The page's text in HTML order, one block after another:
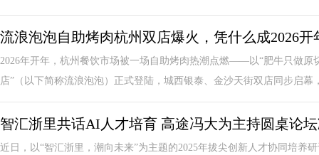
流浪泡泡自助烤肉杭州双店爆火，凭什么成2026开
2026年开年，杭州餐饮市场被一场自助烤肉热潮点燃——以“肥牛只做原
店”（以下简称流浪泡泡）正式登陆，城西银泰、金沙天街双店同步启幕
智汇浙里共话AI人才培育 高途冯大为主持圆桌论
近日，以“智汇浙里，潮向未来”为主题的2025年拔尖创新人才协同培养